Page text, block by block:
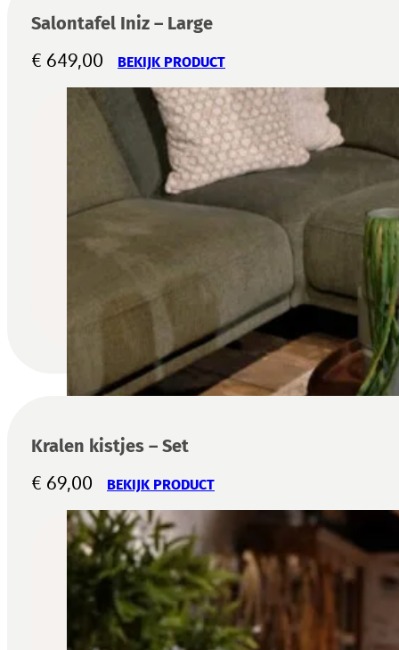
Salontafel Iniz – Large
€ 649,00 BEKIJK PRODUCT
Kralen kistjes – Set
€ 69,00 BEKIJK PRODUCT